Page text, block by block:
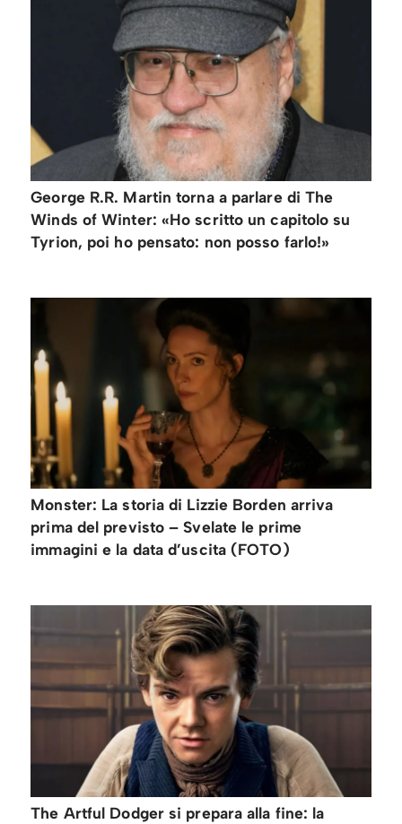
George R.R. Martin torna a parlare di The
Winds of Winter: «Ho scritto un capitolo su
Tyrion, poi ho pensato: non posso farlo!»
Monster: La storia di Lizzie Borden arriva
prima del previsto – Svelate le prime
immagini e la data d’uscita (FOTO)
The Artful Dodger si prepara alla fine: la